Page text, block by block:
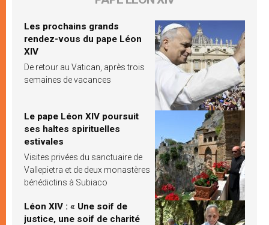
Les prochains grands
rendez-vous du pape Léon
XIV
De retour au Vatican, après trois
semaines de vacances
Le pape Léon XIV poursuit
ses haltes spirituelles
estivales
Visites privées du sanctuaire de
Vallepietra et de deux monastères
bénédictins à Subiaco
Léon XIV : « Une soif de
justice, une soif de charité